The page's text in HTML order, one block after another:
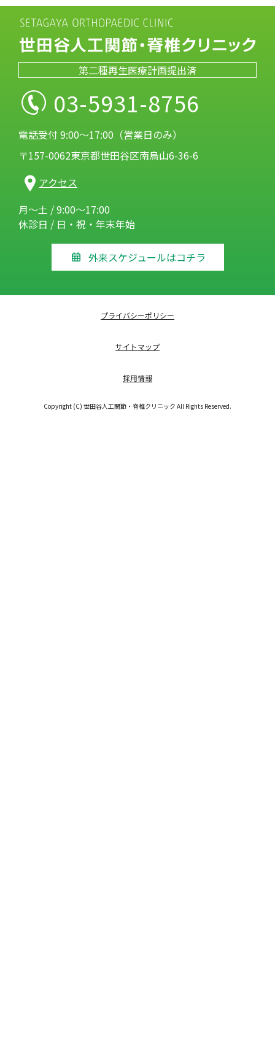
第二種再生医療計画提出済
03-5931-8756
電話受付 9:00～17:00（営業日のみ）
〒157-0062東京都世田谷区南烏山6-36-6
アクセス
月～土 / 9:00～17:00
休診日 / 日・祝・年末年始
外来スケジュールはコチラ
プライバシーポリシー
サイトマップ
採用情報
Copyright (C) 世田谷人工関節・脊椎クリニック All Rights Reserved.